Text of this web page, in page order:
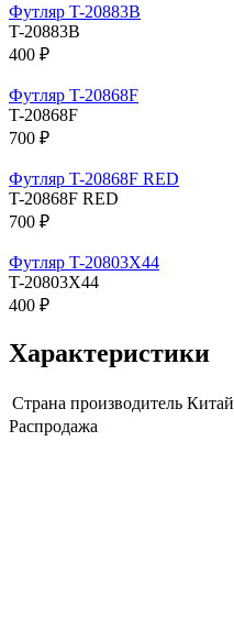
Футляр T-20883B
T-20883B
400 ₽
Футляр T-20868F
T-20868F
700 ₽
Футляр T-20868F RED
T-20868F RED
700 ₽
Футляр T-20803X44
T-20803X44
400 ₽
Характеристики
Страна производитель Китай
Распродажа